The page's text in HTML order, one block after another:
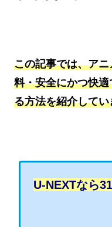
この記事では、ア
料・安全にかつ快
る方法を紹介してい
U-NEXTなら